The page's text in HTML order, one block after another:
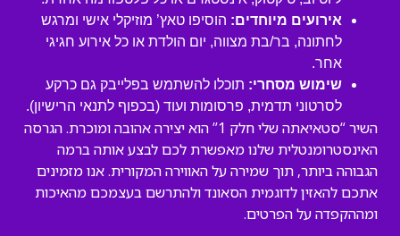
אירועים מיוחדים: הוסיפו טאץ’ מוזיקלי אישי ומרגש
לחתונה, בר/בת מצווה, יום הולדת או כל אירוע חגיגי
אחר.
שימוש מסחרי: תוכלו להשתמש בפלייבק גם כרקע
לסרטוני תדמית, פרסומות ועוד (בכפוף לתנאי הרישיון).
השיר “סטאיאתה שלי חלק 1” הוא יצירה אהובה ומוכרת. הגרסה
האינסטרומנטלית שלנו מאפשרת לכם לבצע אותה ברמה
הגבוהה ביותר, תוך שמירה על האווירה המקורית. אנו מזמינים
אתכם להאזין לדוגמית הסאונד ולהתרשם בעצמכם מהאיכות
ומההקפדה על הפרטים.